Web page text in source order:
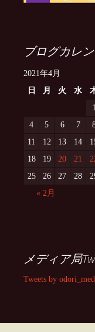
ブログカレ
2021年4月
日
月 火 水
1
4
5 6 7
11
12 13 14
18
19 20 21
25
26 27 28
« 2月
メディア局
Tweets by